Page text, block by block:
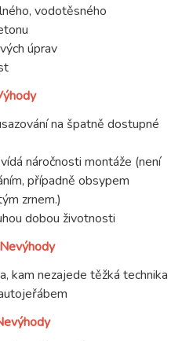
vodotěsného
úprav
na špatně dostupné
náročnosti montáže (není
případně obsypem
zrnem.)
dobou životnosti
kam nezajede těžká technika